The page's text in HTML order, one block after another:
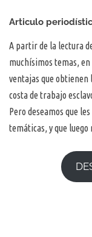
Articulo
A partir de la lectura
muchísimos temas,
ventajas que obtienen
costa de trabajo
Pero deseamos que
temáticas, y que luego